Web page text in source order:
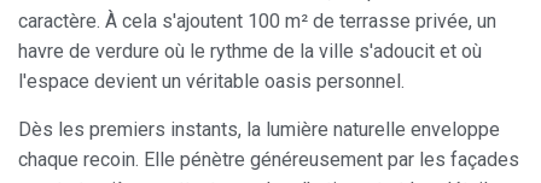
caractère. À cela s'ajoutent 100 m² de terrasse privée, un
havre de verdure où le rythme de la ville s'adoucit et où
l'espace devient un véritable oasis personnel.
Dès les premiers instants, la lumière naturelle enveloppe
chaque recoin. Elle pénètre généreusement par les façades